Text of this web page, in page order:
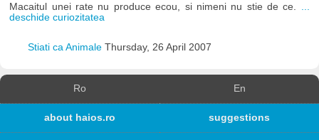
Macaitul unei rate nu produce ecou, si nimeni nu stie de ce.
deschide curiozitatea
Stiati ca Animale Thursday, 26 April 2007
Ro En
about haios.ro suggestions